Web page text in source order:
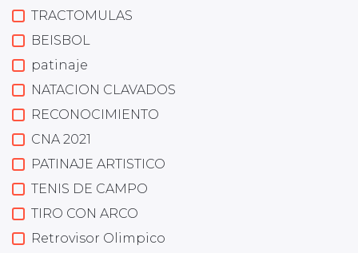
TRACTOMULAS
BEISBOL
patinaje
NATACION CLAVADOS
RECONOCIMIENTO
CNA 2021
PATINAJE ARTISTICO
TENIS DE CAMPO
TIRO CON ARCO
Retrovisor Olimpico